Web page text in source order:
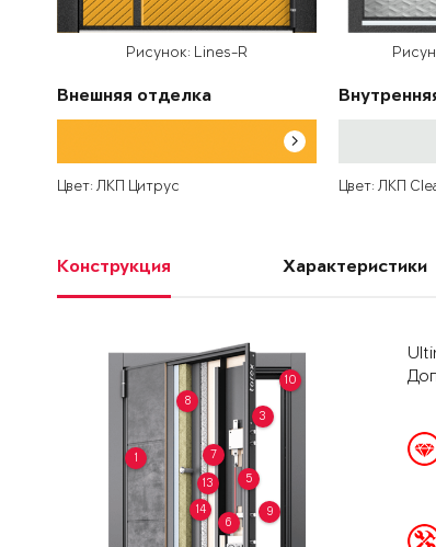
Рисунок: Lines-R
Внешняя отделка
Цвет: ЛКП Цитрус Цвет: ЛКП
Конструкция Характеристики
1
3
5
6
7
8
9
10
13
14